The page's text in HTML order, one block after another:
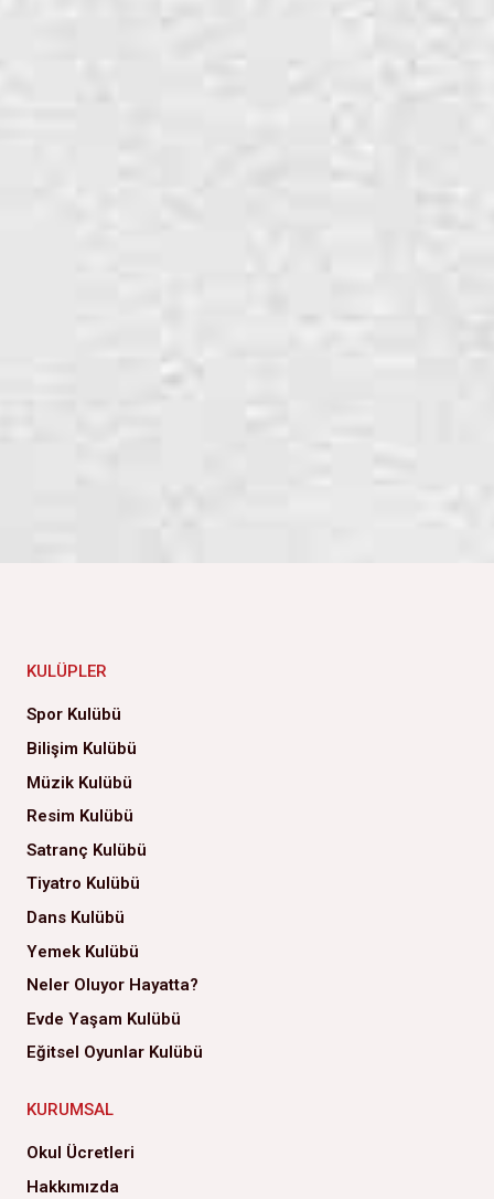
KULÜPLER
Spor Kulübü
Bilişim Kulübü
Müzik Kulübü
Resim Kulübü
Satranç Kulübü
Tiyatro Kulübü
Dans Kulübü
Yemek Kulübü
Neler Oluyor Hayatta?
Evde Yaşam Kulübü
Eğitsel Oyunlar Kulübü
KURUMSAL
Okul Ücretleri
Hakkımızda